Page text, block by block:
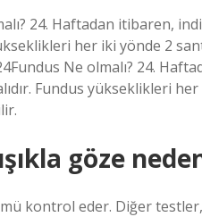
24. Haftadan itibaren,
her iki yönde 2
Ne olmalı? 24.
Fundus yükseklikleri
göze
kontrol eder. Diğer